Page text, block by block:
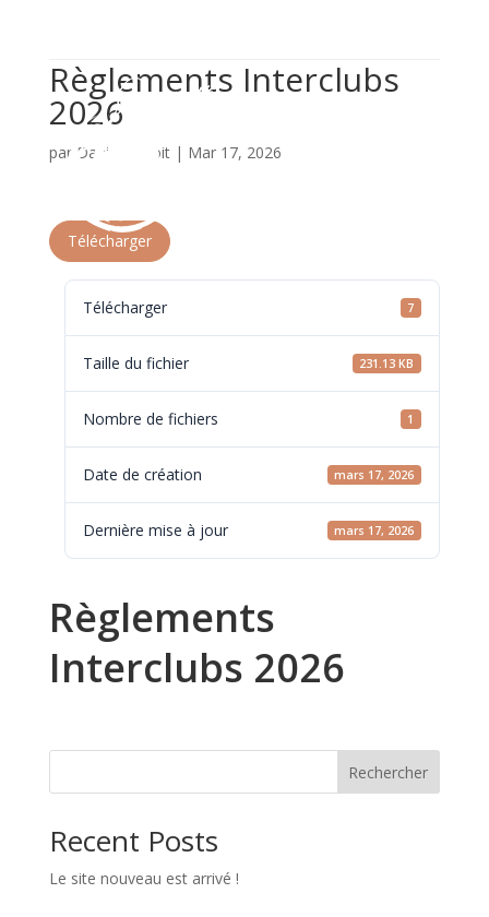
Règlements Interclubs
2026
par Daniel Dutoit| Mar 17, 2026
Télécharger
Télécharger 7
Taille du fichier 231.13 KB
Nombre de fichiers 1
Date de création mars 17, 2026
Dernière mise à jour mars 17, 2026
Règlements
Interclubs 2026
Rechercher
Recent Posts
Le site nouveau est arrivé !